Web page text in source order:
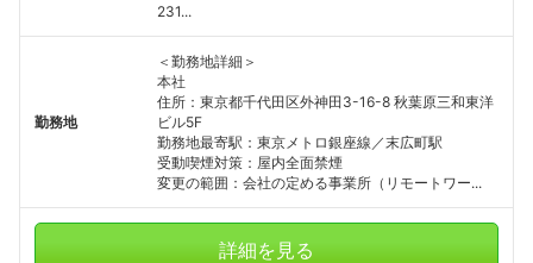
こちらの企業もフォローしませんか？
231...
勤務地
＜勤務地詳細＞
本社
住所：東京都千代田区外神田3-16-8 秋葉原三和東洋
ビル5F
勤務地最寄駅：東京メトロ銀座線／末広町駅
受動喫煙対策：屋内全面禁煙
変更の範囲：会社の定める事業所（リモートワー...
詳細を見る